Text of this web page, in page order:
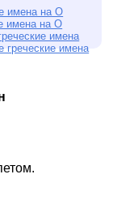
имена на О
имена на О
имена
греческие имена